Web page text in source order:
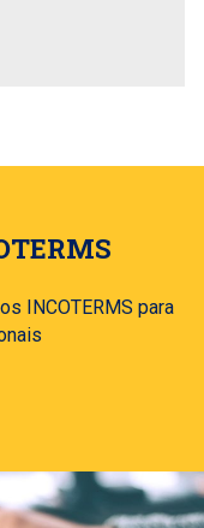
INCOTERMS para